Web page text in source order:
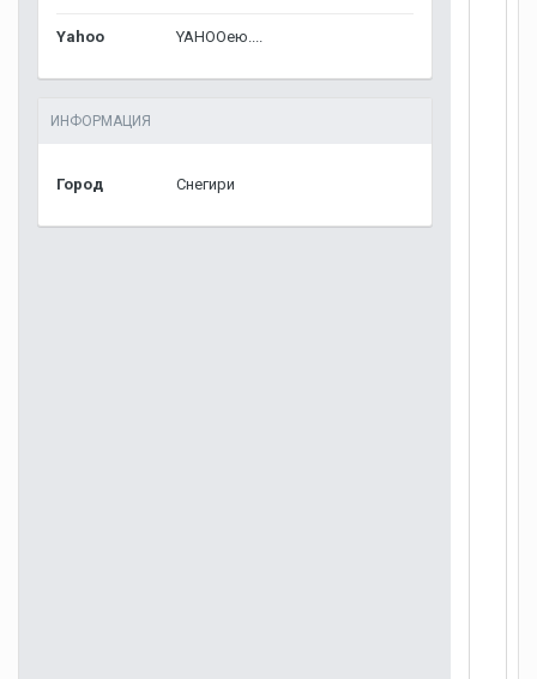
Yahoo YAHOOею....
ИНФОРМАЦИЯ
Город Снегири